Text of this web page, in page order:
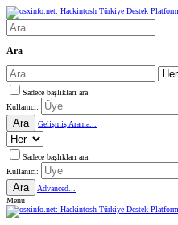
Ara
Sadece başlıkları ara
Kullanıcı:
Ara Gelişmiş Arama...
Sadece başlıkları ara
Kullanıcı:
Ara
Advanced...
Menü